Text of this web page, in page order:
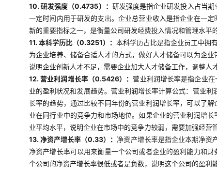
10. 研发强度（0.4735）： 研发强度是指企业研发投入占当
一定时间内用于研发的支出。企业总营业收入是指企业在一
新的重要指标之一，是衡量公司研发经费投入情况和管理水
11. 本科学历比（0.3251）： 本科学历占比是指企业员工中拥
为企业培养、储备合适人才的方式，做好人才储备可以为企
说明企业创新人才不足，需要企业加大人才储备工作，调整人
12. 营业利润增长率（0.5426）：营业利润增长率是指企业
业的盈利状况和发展趋势。营业利润增长率计算公式：营业
长率的趋势，通过比较不同年份的营业利润增长率，可以了
业在同行业中的竞争力和市场地位。如果企业的营业利润增
业平均水平，说明企业在市场中的竞争力较弱，需要加强经
13. 净资产增长率（0.33）： 净资产增长率是指企业本期净资
净资产增长率可以用来衡量一个公司或者企业的盈利能力和
个公司的净资产增长率很低或者是负数，说明这个公司的盈